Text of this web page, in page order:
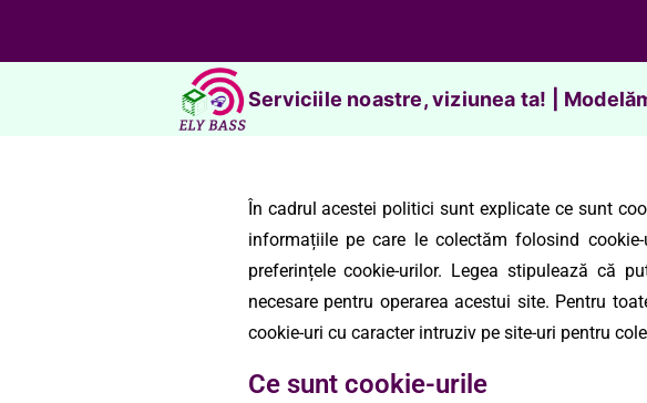
Serviciile noastre, viziunea ta! |
În cadrul acestei politici sunt explicate ce sunt
informațiile pe care le colectăm folosind
preferințele cookie-urilor. Legea stipulează că
necesare pentru operarea acestui site. Pentru
cookie-uri cu caracter intruziv pe site-uri pentru
Ce sunt cookie-urile